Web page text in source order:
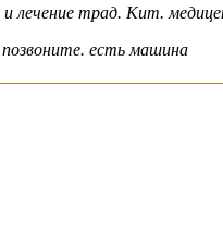
и лечение трад. Кит.
есть машина